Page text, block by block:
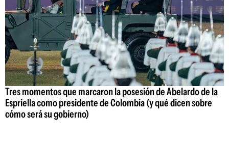
Tres momentos que marcaron la posesión de Abelardo de la
Espriella como presidente de Colombia (y qué dicen sobre
cómo será su gobierno)